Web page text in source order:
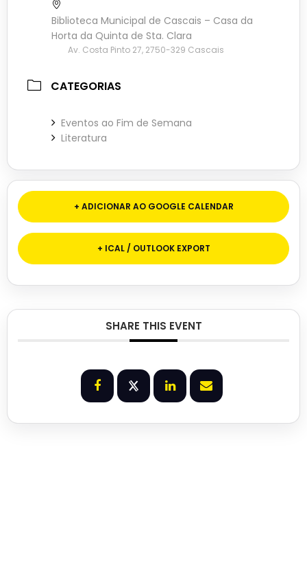
Biblioteca Municipal de Cascais – Casa da
Horta da Quinta de Sta. Clara
Av. Costa Pinto 27, 2750-329 Cascais
CATEGORIAS
Eventos ao Fim de Semana
Literatura
+ ADICIONAR AO GOOGLE CALENDAR
+ ICAL / OUTLOOK EXPORT
SHARE THIS EVENT